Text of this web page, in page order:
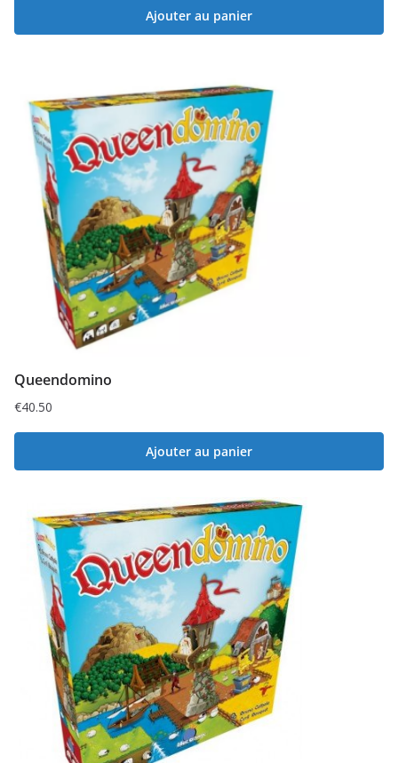
Ajouter au panier
Queendomino
€40.50
Ajouter au panier